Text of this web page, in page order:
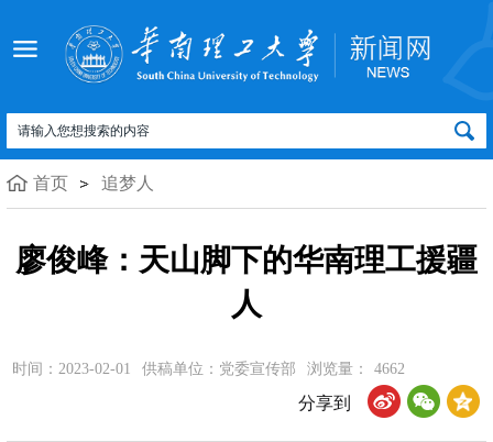
首页 追梦人
廖俊峰：天山脚下的华南理工援疆
人
时间：2023-02-01 供稿单位：党委宣传部 浏览量： 4662
分享到